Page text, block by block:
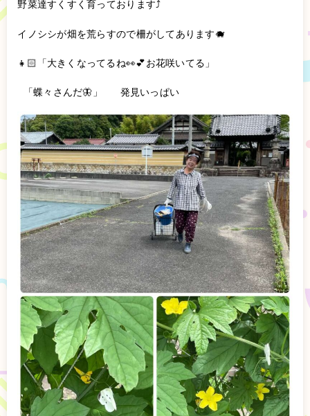
野菜達すくすく育っております⤴︎
イノシシが畑を荒らすので柵がしてあります🐗
👧🏻「大きくなってるね👀💕お花咲いてる」
「蝶々さんだ🦋‪」 発見いっぱい